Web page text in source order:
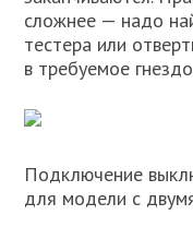
сложнее — надо
тестера или
в требуемое
Подключение
для модели с